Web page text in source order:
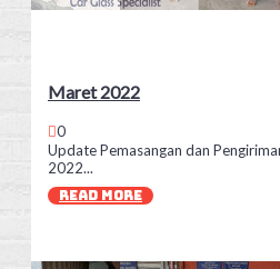
Maret 2022
0
Update Pemasangan dan
2022...
READ MORE